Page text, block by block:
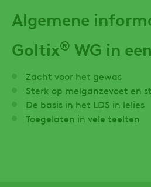
Algemene
Goltix® WG in
Zacht voor het gewas
Sterk op melganzevoet en
De basis in het LDS in lelies
Toegelaten in vele teelten